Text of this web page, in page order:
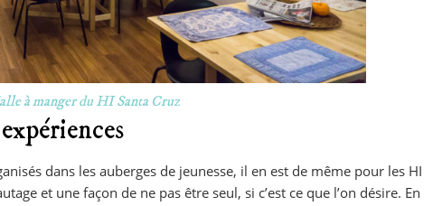
à manger du HI Santa Cruz
dans les auberges de jeunesse, il en est de même pour les HI
et une façon de ne pas être seul, si c’est ce que l’on désire. En